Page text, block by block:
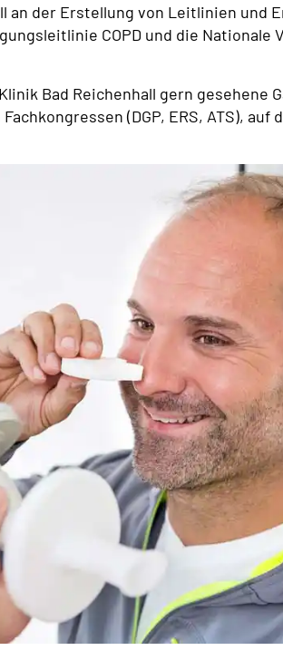
an der Erstellung von Leitlinien und
COPD und die Nationale
Bad Reichenhall gern gesehene
(DGP, ERS, ATS), auf